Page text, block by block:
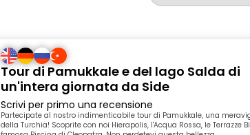
Tour di Pamukkale e del lago Salda di
un'intera giornata da Side
Scrivi per primo una recensione
Partecipate al nostro indimenticabile tour di Pamukkale, una
della Turchia! Scoprite con noi Hierapolis, l'Acqua Rossa, le Terrazze